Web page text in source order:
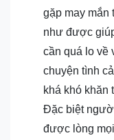
gặp may mắn
như được
cần quá lo về
chuyện tình
khá khó khăn
Đặc biệt
được lòng